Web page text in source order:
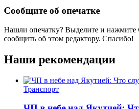
Сообщите об опечатке
Нашли опечатку? Выделите и нажмите
сообщить об этом редактору. Спасибо!
Наши рекомендации
Транспорт